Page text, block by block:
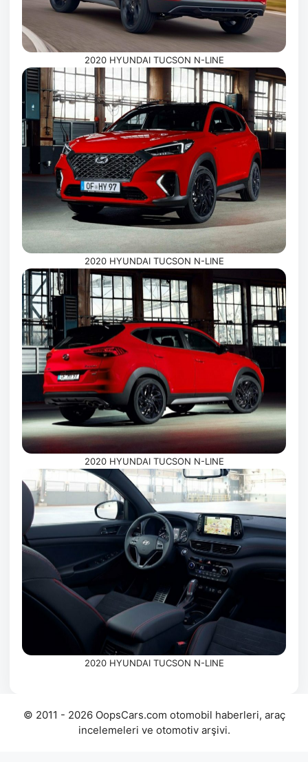
2020 HYUNDAI TUCSON N-LINE
2020 HYUNDAI TUCSON N-LINE
2020 HYUNDAI TUCSON N-LINE
2020 HYUNDAI TUCSON N-LINE
© 2011 - 2026 OopsCars.com otomobil haberleri, araç
incelemeleri ve otomotiv arşivi.